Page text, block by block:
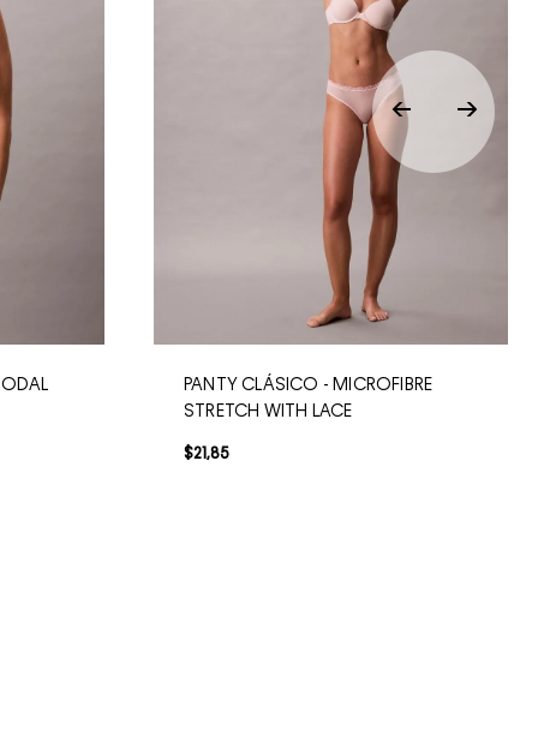
PANTY CLÁSICO - MICROFIBRE
STRETCH WITH LACE
$21,85